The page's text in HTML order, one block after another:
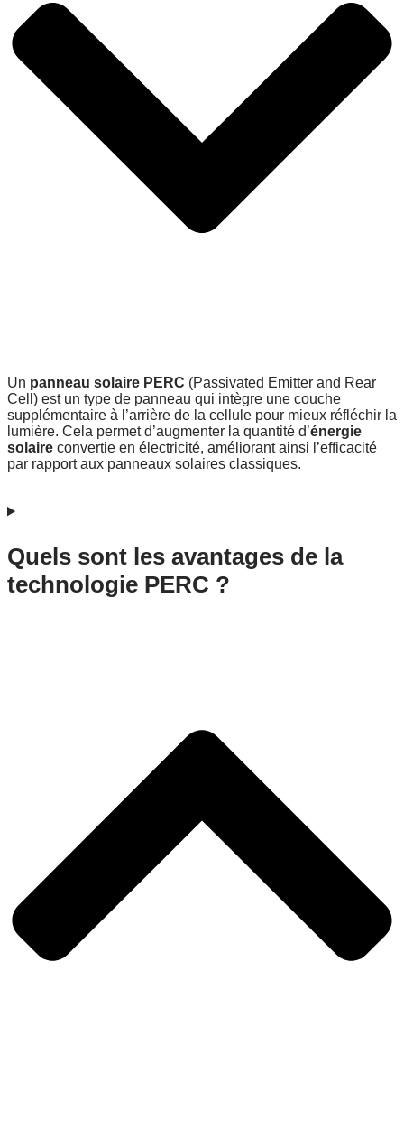
Un panneau solaire PERC (Passivated Emitter and Rear
Cell) est un type de panneau qui intègre une couche
supplémentaire à l’arrière de la cellule pour mieux réfléchir la
lumière. Cela permet d’augmenter la quantité d’énergie
solaire convertie en électricité, améliorant ainsi l’efficacité
par rapport aux panneaux solaires classiques.
Quels sont les avantages de la
technologie PERC ?